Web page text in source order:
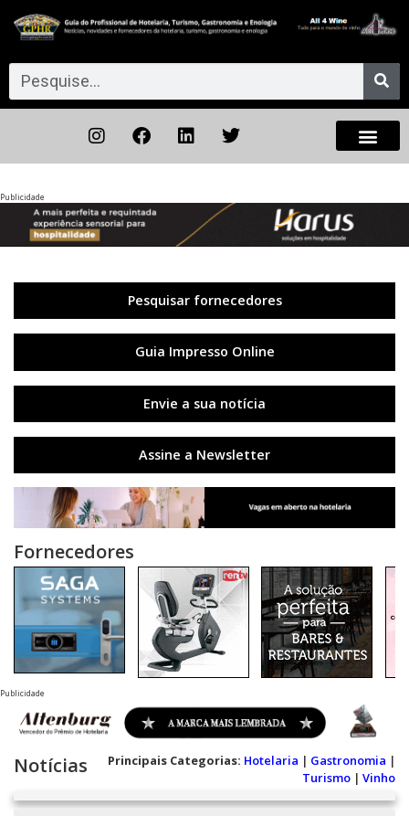
Publicidade
Pesquisar fornecedores
Guia Impresso Online
Envie a sua notícia
Assine a Newsletter
Fornecedores
Publicidade
Notícias Principais Categorias: Hotelaria | Gastronomia |
Turismo | Vinho